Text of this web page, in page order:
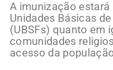
A imunização
Unidades Básicas
(UBSFs) quanto em
comunidades
acesso da